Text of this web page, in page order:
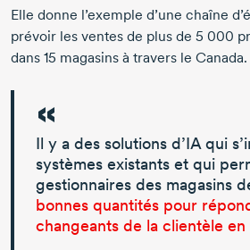
Elle donne l’exemple d’une chaîne
prévoir les ventes de plus de 5 000
dans 15 magasins à travers le Canada.
Il y a des solutions d’IA qui
systèmes existants et qui
gestionnaires des magasins
bonnes quantités pour
changeants de la clientèle